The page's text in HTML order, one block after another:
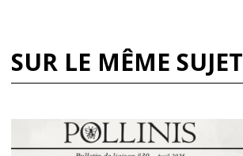
SUR LE MÊME SUJET